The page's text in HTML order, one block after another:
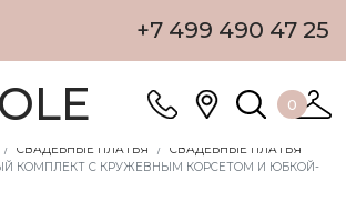
+7 499 490 47 25
0
СВАДЕБНЫЕ ПЛАТЬЯ
СВАДЕБНЫЕ ПЛАТЬЯ
КОМПЛЕКТ С КРУЖЕВНЫМ КОРСЕТОМ И ЮБКОЙ-